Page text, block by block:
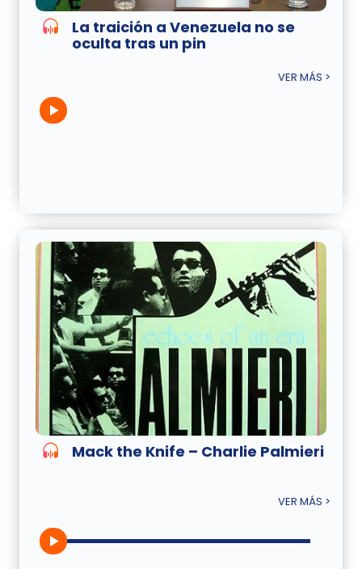
La traición a Venezuela no se
oculta tras un pin
VER MÁS >
Mack the Knife – Charlie Palmieri
VER MÁS >